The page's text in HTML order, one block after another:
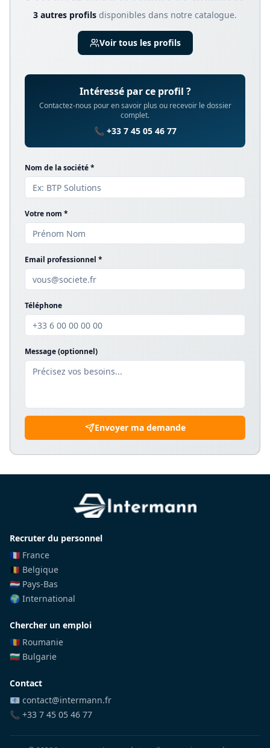
3 autres profils disponibles dans notre catalogue.
Voir tous les profils
Intéressé par ce profil ?
Contactez-nous pour en savoir plus ou recevoir le dossier
complet.
📞 +33 7 45 05 46 77
Nom de la société *
Votre nom *
Email professionnel *
Téléphone
Message (optionnel)
Envoyer ma demande
Recruter du personnel
🇫🇷 France
🇧🇪 Belgique
🇳🇱 Pays-Bas
🌍 International
Chercher un emploi
🇷🇴 Roumanie
🇧🇬 Bulgarie
Contact
📧 contact@intermann.fr
📞 +33 7 45 05 46 77